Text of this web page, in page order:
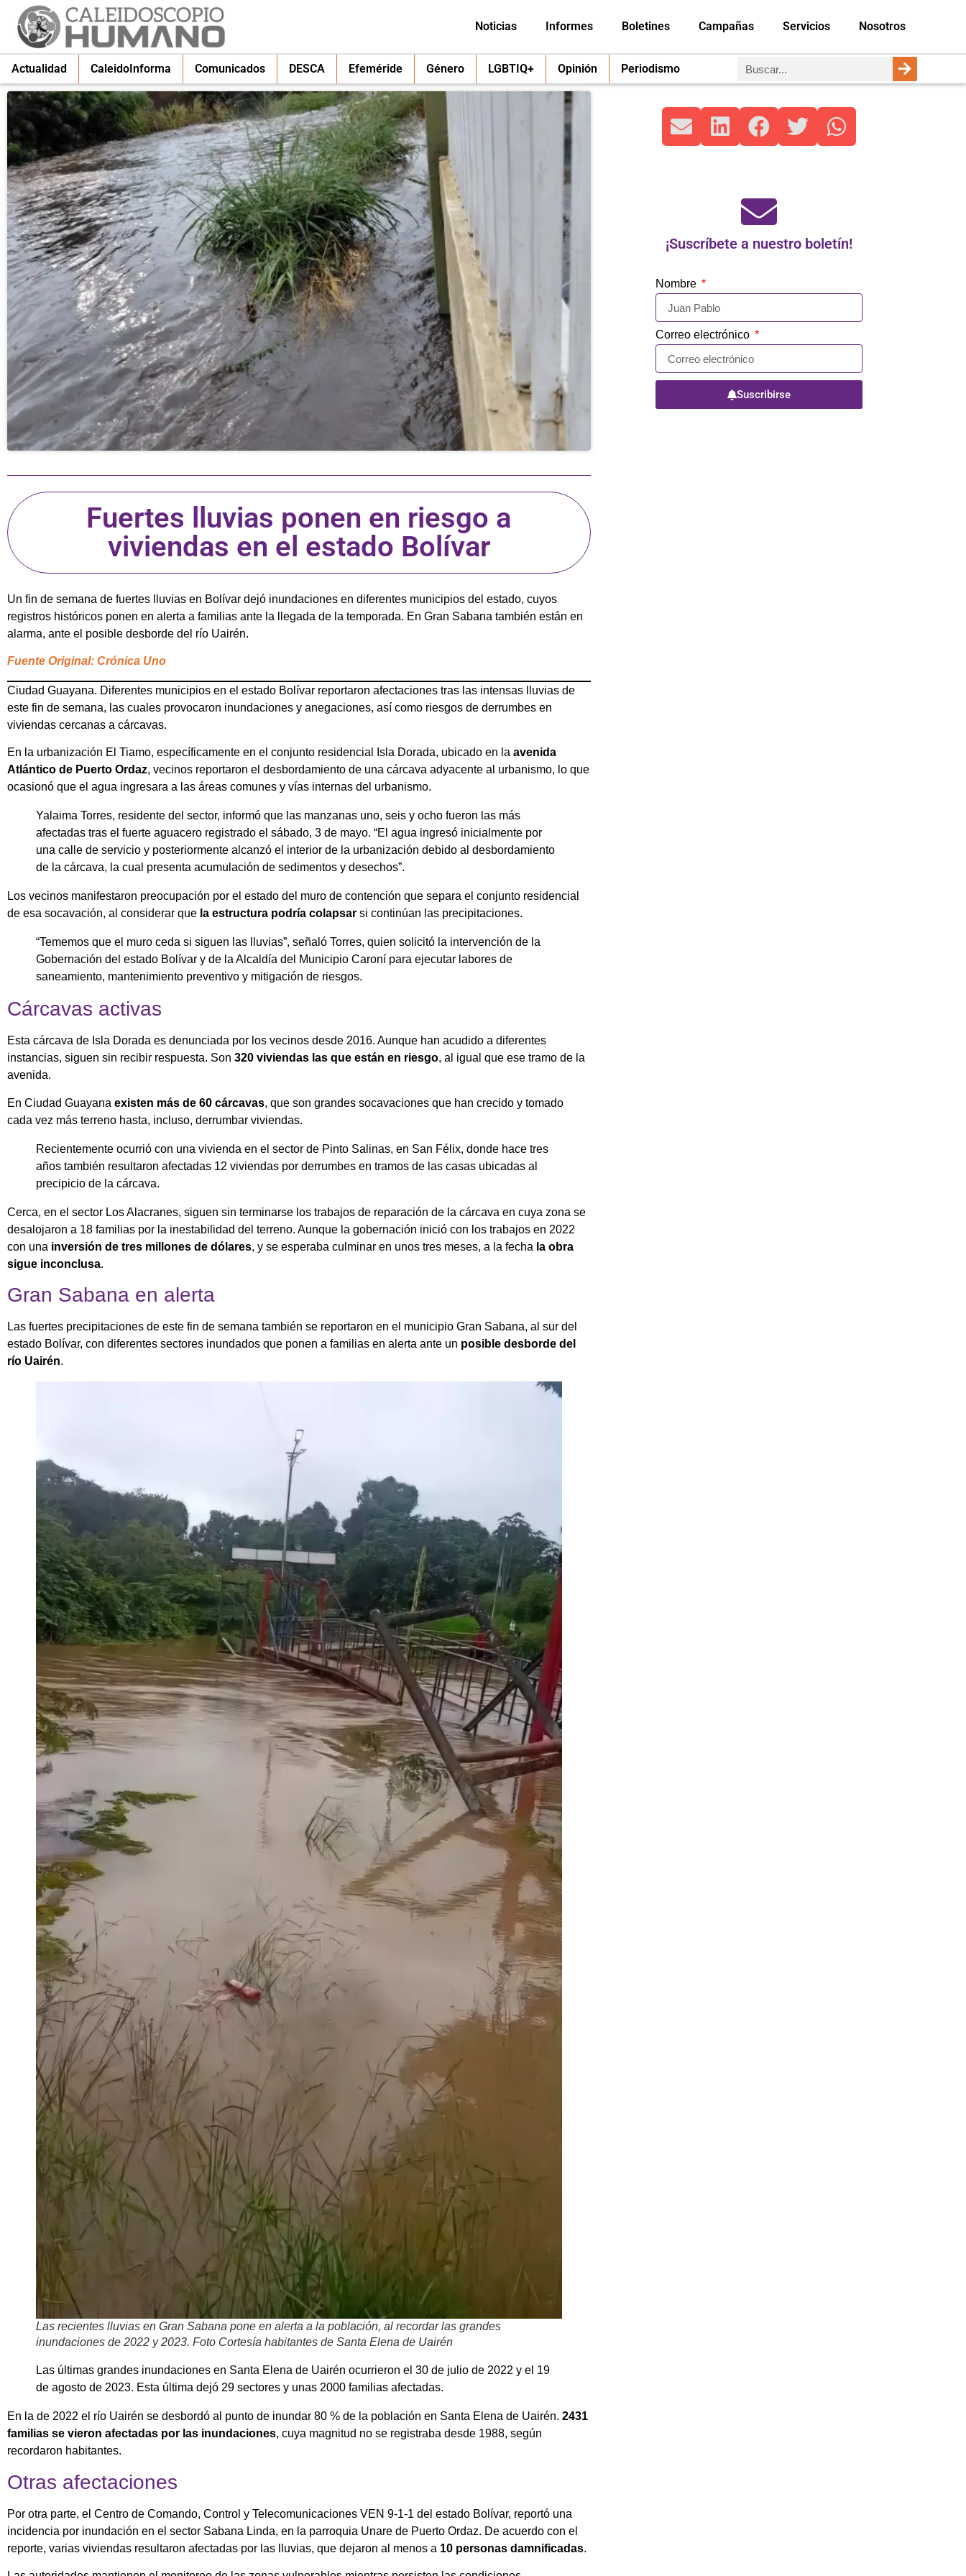
Noticias Informes Boletines Campañas Servicios Nosotros
Actualidad CaleidoInforma Comunicados DESCA Efeméride Género LGBTIQ+ Opinión Periodismo
Fuertes lluvias ponen en riesgo a
viviendas en el estado Bolívar
Un fin de semana de fuertes lluvias en Bolívar dejó inundaciones en diferentes municipios del estado, cuyos
registros históricos ponen en alerta a familias ante la llegada de la temporada. En Gran Sabana también están en
alarma, ante el posible desborde del río Uairén.
Fuente Original: Crónica Uno
Ciudad Guayana. Diferentes municipios en el estado Bolívar reportaron afectaciones tras las intensas lluvias de
este fin de semana, las cuales provocaron inundaciones y anegaciones, así como riesgos de derrumbes en
viviendas cercanas a cárcavas.
En la urbanización El Tiamo, específicamente en el conjunto residencial Isla Dorada, ubicado en la avenida
Atlántico de Puerto Ordaz, vecinos reportaron el desbordamiento de una cárcava adyacente al urbanismo, lo que
ocasionó que el agua ingresara a las áreas comunes y vías internas del urbanismo.
Yalaima Torres, residente del sector, informó que las manzanas uno, seis y ocho fueron las más
afectadas tras el fuerte aguacero registrado el sábado, 3 de mayo. “El agua ingresó inicialmente por
una calle de servicio y posteriormente alcanzó el interior de la urbanización debido al desbordamiento
de la cárcava, la cual presenta acumulación de sedimentos y desechos”.
Los vecinos manifestaron preocupación por el estado del muro de contención que separa el conjunto residencial
de esa socavación, al considerar que la estructura podría colapsar si continúan las precipitaciones.
“Tememos que el muro ceda si siguen las lluvias”, señaló Torres, quien solicitó la intervención de la
Gobernación del estado Bolívar y de la Alcaldía del Municipio Caroní para ejecutar labores de
saneamiento, mantenimiento preventivo y mitigación de riesgos.
Cárcavas activas
Esta cárcava de Isla Dorada es denunciada por los vecinos desde 2016. Aunque han acudido a diferentes
instancias, siguen sin recibir respuesta. Son 320 viviendas las que están en riesgo, al igual que ese tramo de la
avenida.
En Ciudad Guayana existen más de 60 cárcavas, que son grandes socavaciones que han crecido y tomado
cada vez más terreno hasta, incluso, derrumbar viviendas.
Recientemente ocurrió con una vivienda en el sector de Pinto Salinas, en San Félix, donde hace tres
años también resultaron afectadas 12 viviendas por derrumbes en tramos de las casas ubicadas al
precipicio de la cárcava.
Cerca, en el sector Los Alacranes, siguen sin terminarse los trabajos de reparación de la cárcava en cuya zona se
desalojaron a 18 familias por la inestabilidad del terreno. Aunque la gobernación inició con los trabajos en 2022
con una inversión de tres millones de dólares, y se esperaba culminar en unos tres meses, a la fecha la obra
sigue inconclusa.
Gran Sabana en alerta
Las fuertes precipitaciones de este fin de semana también se reportaron en el municipio Gran Sabana, al sur del
estado Bolívar, con diferentes sectores inundados que ponen a familias en alerta ante un posible desborde del
río Uairén.
Las recientes lluvias en Gran Sabana pone en alerta a la población, al recordar las grandes
inundaciones de 2022 y 2023. Foto Cortesía habitantes de Santa Elena de Uairén
Las últimas grandes inundaciones en Santa Elena de Uairén ocurrieron el 30 de julio de 2022 y el 19
de agosto de 2023. Esta última dejó 29 sectores y unas 2000 familias afectadas.
En la de 2022 el río Uairén se desbordó al punto de inundar 80 % de la población en Santa Elena de Uairén. 2431
familias se vieron afectadas por las inundaciones, cuya magnitud no se registraba desde 1988, según
recordaron habitantes.
Otras afectaciones
Por otra parte, el Centro de Comando, Control y Telecomunicaciones VEN 9-1-1 del estado Bolívar, reportó una
incidencia por inundación en el sector Sabana Linda, en la parroquia Unare de Puerto Ordaz. De acuerdo con el
reporte, varias viviendas resultaron afectadas por las lluvias, que dejaron al menos a 10 personas damnificadas.
¡Suscríbete a nuestro boletín!
Nombre
Correo electrónico
Suscribirse